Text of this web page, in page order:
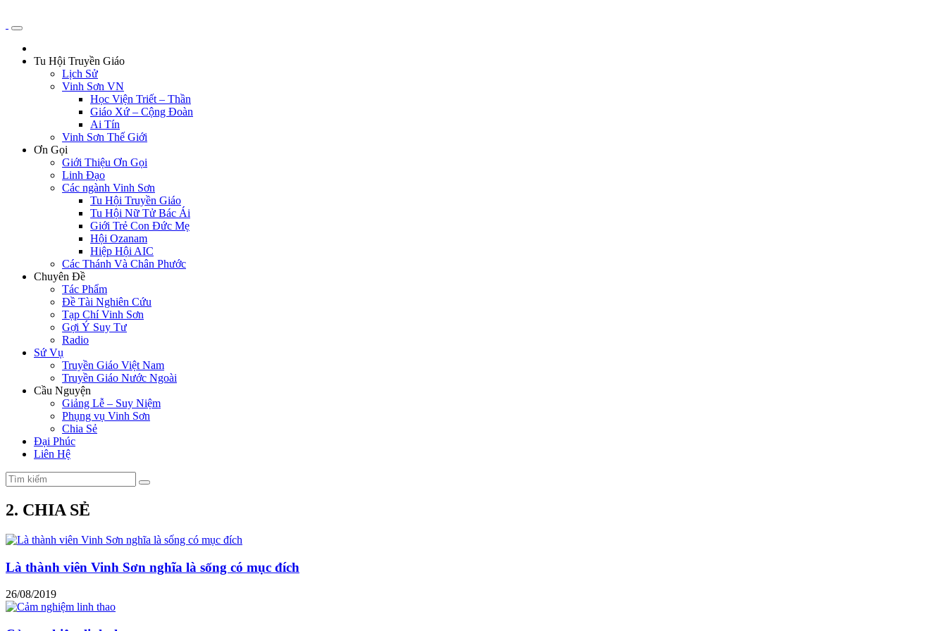
Tu Hội Truyền Giáo
Lịch Sử
Vinh Sơn VN
Học Viện Triết – Thần
Giáo Xứ – Cộng Đoàn
Ai Tín
Vinh Sơn Thế Giới
Ơn Gọi
Giới Thiệu Ơn Gọi
Linh Đạo
Các ngành Vinh Sơn
Tu Hội Truyền Giáo
Tu Hội Nữ Tử Bác Ái
Giới Trẻ Con Đức Mẹ
Hội Ozanam
Hiệp Hội AIC
Các Thánh Và Chân Phước
Chuyên Đề
Tác Phẩm
Đề Tài Nghiên Cứu
Tạp Chí Vinh Sơn
Gợi Ý Suy Tư
Radio
Sứ Vụ
Truyền Giáo Việt Nam
Truyền Giáo Nước Ngoài
Cầu Nguyện
Giảng Lễ – Suy Niệm
Phụng vụ Vinh Sơn
Chia Sẻ
Đại Phúc
Liên Hệ
2. CHIA SẺ
Là thành viên Vinh Sơn nghĩa là sống có mục đích
26/08/2019